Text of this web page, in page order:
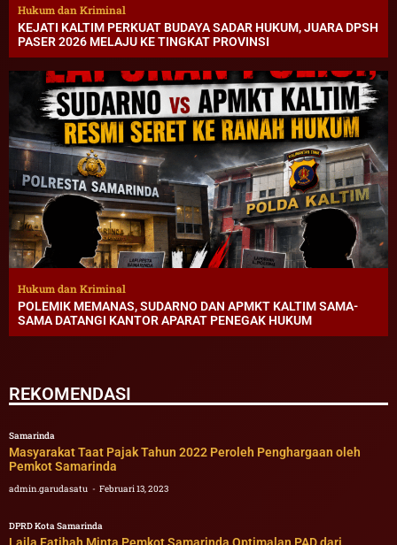
Hukum dan Kriminal
KEJATI KALTIM PERKUAT BUDAYA SADAR HUKUM, JUARA DPSH
PASER 2026 MELAJU KE TINGKAT PROVINSI
Hukum dan Kriminal
POLEMIK MEMANAS, SUDARNO DAN APMKT KALTIM SAMA-
SAMA DATANGI KANTOR APARAT PENEGAK HUKUM
REKOMENDASI
Samarinda
Masyarakat Taat Pajak Tahun 2022 Peroleh Penghargaan oleh
Pemkot Samarinda
admin.garudasatu Februari 13, 2023
DPRD Kota Samarinda
Laila Fatihah Minta Pemkot Samarinda Optimalan PAD dari